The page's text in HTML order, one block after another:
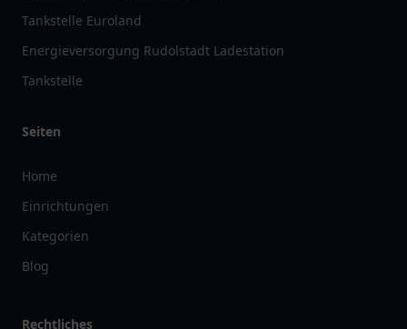
Tankstelle Euroland
Energieversorgung Rudolstadt Ladestation
Tankstelle
Seiten
Home
Einrichtungen
Kategorien
Blog
Rechtliches